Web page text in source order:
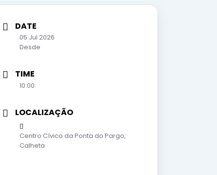
DATE
05 Jul 2026
Desde
TIME
10:00
LOCALIZAÇÃO
Centro Cívico da Ponta do Pargo,
Calheta